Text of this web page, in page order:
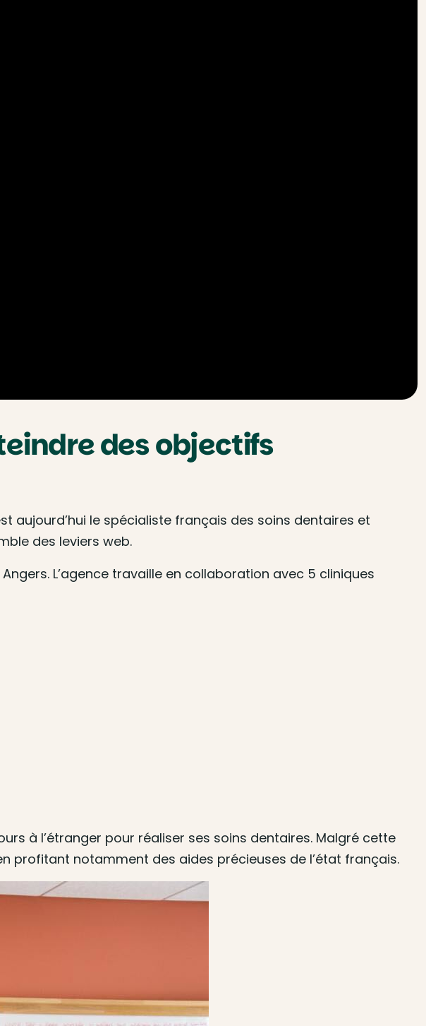
des objectifs
aujourd’hui le spécialiste français des soins dentaires et
des leviers web.
L’agence travaille en collaboration avec 5 cliniques
à l’étranger pour réaliser ses soins dentaires. Malgré cette
profitant notamment des aides précieuses de l’état français.